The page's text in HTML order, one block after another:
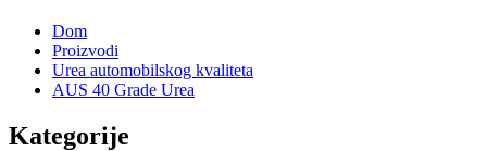
Dom
Proizvodi
Urea automobilskog kvaliteta
AUS 40 Grade Urea
Kategorije